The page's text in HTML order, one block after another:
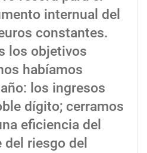
internual del
constantes.
los objetivos
habíamos
los ingresos
dígito; cerramos
eficiencia del
del riesgo del